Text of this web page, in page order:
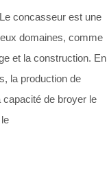
concasseur est une
domaines, comme
et la construction. En
la production de
capacité de broyer le